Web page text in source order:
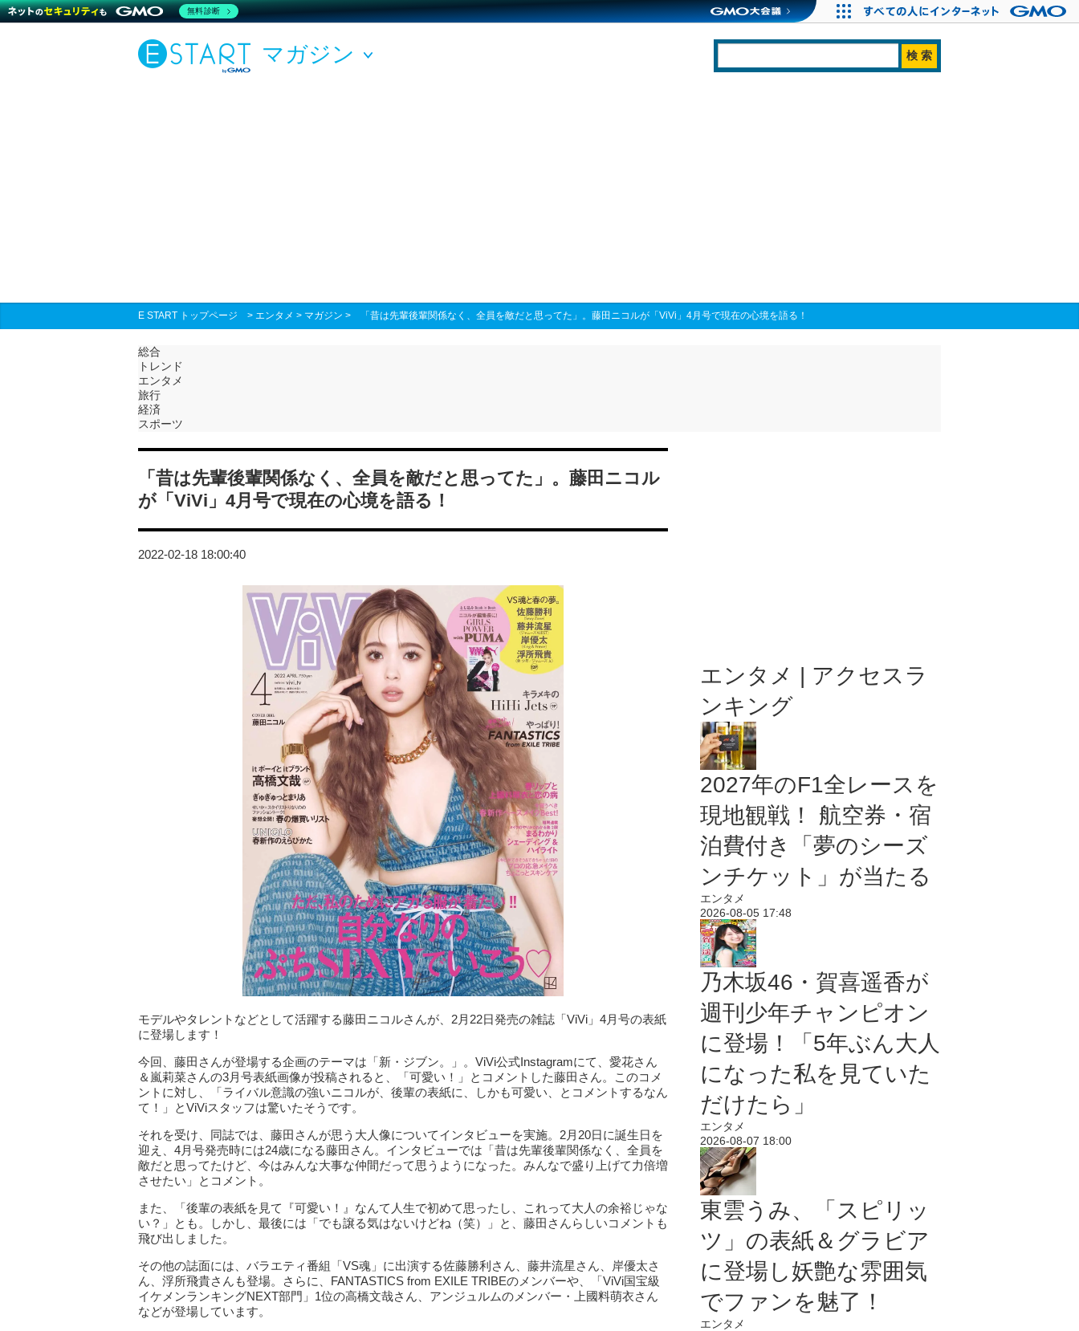
マガジン
E START トップページ > エンタメ > マガジン > 「昔は先輩後輩関係なく、全員を敵だと思ってた」。藤田ニコルが「ViVi」4月号で現在の心境を語る！
総合
トレンド
エンタメ
旅行
経済
スポーツ
「昔は先輩後輩関係なく、全員を敵だと思ってた」。藤田ニコル
が「ViVi」4月号で現在の心境を語る！
2022-02-18 18:00:40
モデルやタレントなどとして活躍する藤田ニコルさんが、2月22日発売の雑誌「ViVi」4月号の表紙
に登場します！
今回、藤田さんが登場する企画のテーマは「新・ジブン。」。ViVi公式Instagramにて、愛花さん
＆嵐莉菜さんの3月号表紙画像が投稿されると、「可愛い！」とコメントした藤田さん。このコメ
ントに対し、「ライバル意識の強いニコルが、後輩の表紙に、しかも可愛い、とコメントするなん
て！」とViViスタッフは驚いたそうです。
それを受け、同誌では、藤田さんが思う大人像についてインタビューを実施。2月20日に誕生日を
迎え、4月号発売時には24歳になる藤田さん。インタビューでは「昔は先輩後輩関係なく、全員を
敵だと思ってたけど、今はみんな大事な仲間だって思うようになった。みんなで盛り上げて力倍増
させたい」とコメント。
また、「後輩の表紙を見て『可愛い！』なんて人生で初めて思ったし、これって大人の余裕じゃな
い？」とも。しかし、最後には「でも譲る気はないけどね（笑）」と、藤田さんらしいコメントも
飛び出しました。
その他の誌面には、バラエティ番組「VS魂」に出演する佐藤勝利さん、藤井流星さん、岸優太さ
ん、浮所飛貴さんも登場。さらに、FANTASTICS from EXILE TRIBEのメンバーや、「ViVi国宝級
イケメンランキングNEXT部門」1位の高橋文哉さん、アンジュルムのメンバー・上國料萌衣さん
などが登場しています。
エンタメ | アクセスラ
ンキング
2027年のF1全レースを
現地観戦！ 航空券・宿
泊費付き「夢のシーズ
ンチケット」が当たる
エンタメ
2026-08-05 17:48
乃木坂46・賀喜遥香が
週刊少年チャンピオン
に登場！「5年ぶん大人
になった私を見ていた
だけたら」
エンタメ
2026-08-07 18:00
東雲うみ、「スピリッ
ツ」の表紙＆グラビア
に登場し妖艶な雰囲気
でファンを魅了！
エンタメ
無料診断